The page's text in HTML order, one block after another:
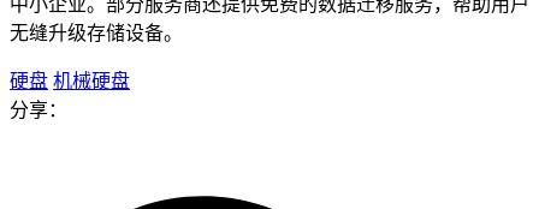
中小企业。部分服务商还提供免费的数据迁移服务，帮助用户
无缝升级存储设备。
硬盘 机械硬盘
分享：